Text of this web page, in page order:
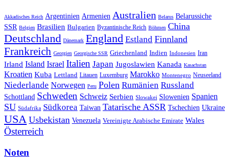
Akkadisches Reich Argentinien Armenien Australien Belarus Belarussiche
SSR Belgien Brasilien Bulgarien Byzantinische Reich Böhmen China
Deutschland Dänemark England Estland Finnland
Frankreich Georgien Georgische SSR Griechenland Indien Indonesien Iran
Irland Island Israel Italien Japan Jugoslawien Kanada Kasachstan
Kroatien Kuba Lettland Litauen Luxemburg Marokko Montenegro Neuseeland
Niederlande Norwegen Peru Polen Rumänien Russland
Schottland Schweden Schweiz Serbien Slowakei Slowenien Spanien
SU Südafrika Südkorea Taiwan Tatarische ASSR Tschechien Ukraine
USA Usbekistan Venezuela Vereinigte Arabische Emirate Wales
Österreich
Noten